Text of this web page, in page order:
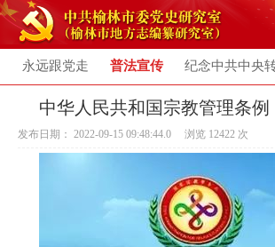
永远跟党走 普法宣传 纪念中共中央
中华人民共和国宗教管理条例
发布日期： 2022-09-15 09:48:44.0 浏览 12422 次